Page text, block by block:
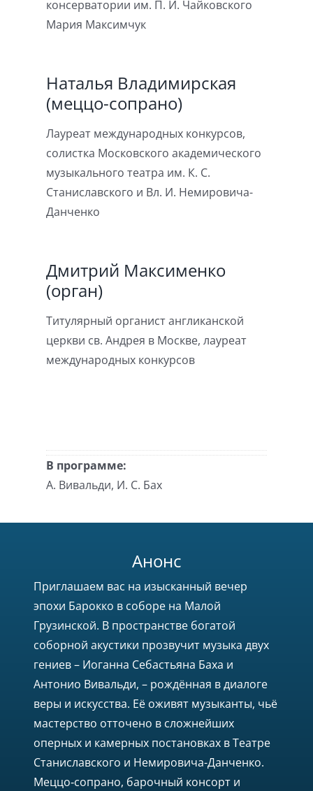
консерватории им. П. И. Чайковского
Мария Максимчук
Наталья Владимирская
(меццо-сопрано)
Лауреат международных конкурсов,
солистка Московского академического
музыкального театра им. К. С.
Станиславского и Вл. И. Немировича-
Данченко
Дмитрий Максименко
(орган)
Титулярный органист англиканской
церкви св. Андрея в Москве, лауреат
международных конкурсов
В программе:
А. Вивальди, И. С. Бах
Анонс
Приглашаем вас на изысканный вечер
эпохи Барокко в соборе на Малой
Грузинской. В пространстве богатой
соборной акустики прозвучит музыка двух
гениев – Иоганна Себастьяна Баха и
Антонио Вивальди, – рождённая в диалоге
веры и искусства. Её оживят музыканты, чьё
мастерство отточено в сложнейших
оперных и камерных постановках в Театре
Станиславского и Немировича-Данченко.
Меццо‑сопрано, барочный консорт и